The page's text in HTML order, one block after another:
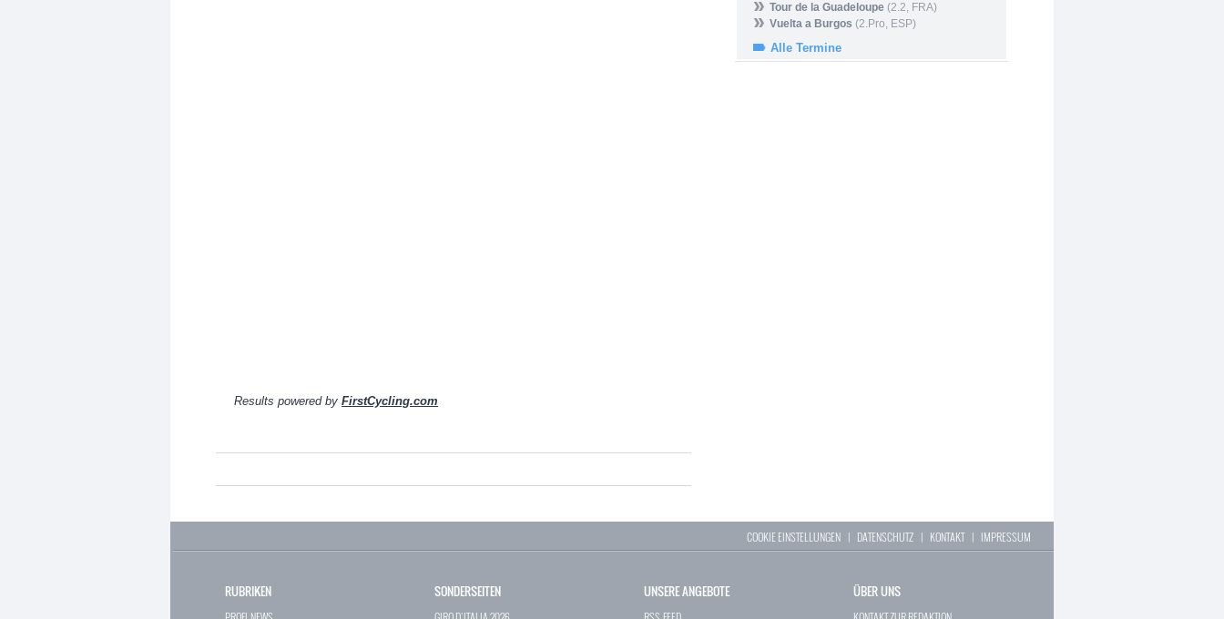
Results powered by FirstCycling.com
Tour de la Guadeloupe (2.2, FRA)
Vuelta a Burgos (2.Pro, ESP)
Alle Termine
COOKIE EINSTELLUNGEN | DATENSCHUTZ | KONTAKT| IMPRESSUM
RUBRIKEN SONDERSEITEN UNSERE ANGEBOTE ÜBER UNS